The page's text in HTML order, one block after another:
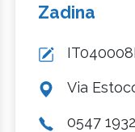
Zadina
Via
0547